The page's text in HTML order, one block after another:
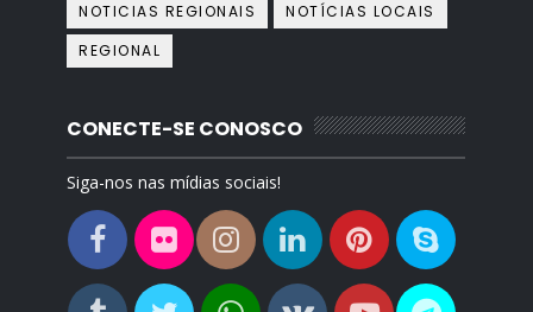
NOTICIAS REGIONAIS
NOTÍCIAS LOCAIS
REGIONAL
CONECTE-SE CONOSCO
Siga-nos nas mídias sociais!